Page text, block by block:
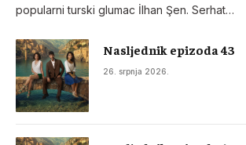
popularni turski glumac İlhan Şen. Serhat…
Nasljednik epizoda 43
26. srpnja 2026.